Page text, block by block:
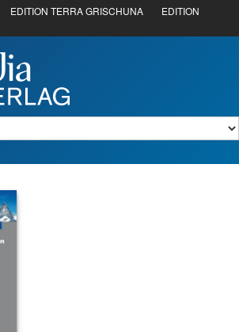
EDITION TERRA GRISCHUNA
EDITION